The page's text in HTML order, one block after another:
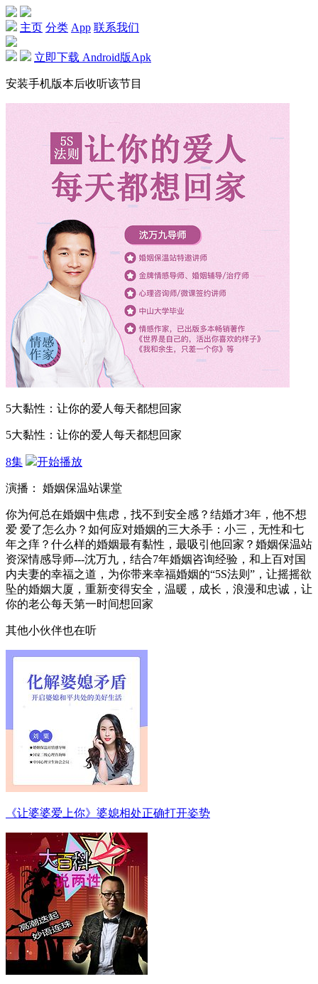
主页 分类 App 联系我们
立即下载 Android版Apk
安装手机版本后收听该节目
5大黏性：让你的爱人每天都想回家
5大黏性：让你的爱人每天都想回家
8集 开始播放
演播： 婚姻保温站课堂
你为何总在婚姻中焦虑，找不到安全感？结婚才3年，他不想
爱 爱了怎么办？如何应对婚姻的三大杀手：小三，无性和七
年之痒？什么样的婚姻最有黏性，最吸引他回家？婚姻保温站
资深情感导师---沈万九，结合7年婚姻咨询经验，和上百对国
内夫妻的幸福之道，为你带来幸福婚姻的“5S法则”，让摇摇欲
坠的婚姻大厦，重新变得安全，温暖，成长，浪漫和忠诚，让
你的老公每天第一时间想回家
其他小伙伴也在听
《让婆婆爱上你》婆媳相处正确打开姿势